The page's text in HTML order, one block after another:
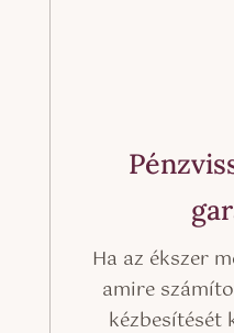
Ha az ékszer
amire
kézbesítését